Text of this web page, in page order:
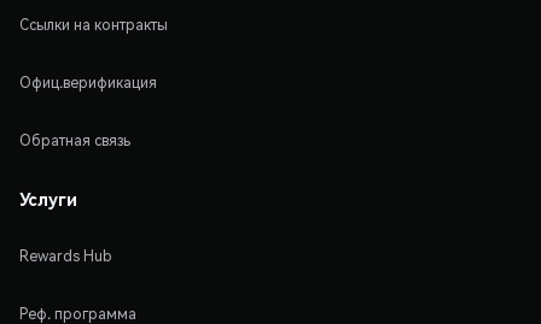
Ссылки на контракты
Офиц.верификация
Обратная связь
Услуги
Rewards Hub
Реф. программа